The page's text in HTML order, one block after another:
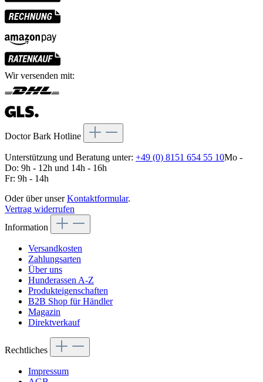
Wir versenden mit:
Doctor Bark Hotline
Unterstützung und Beratung unter: +49 (0) 8151 654 55 10Mo -
Do: 9h - 12h und 14h - 16h
Fr: 9h - 14h
Oder über unserKontaktformular.
Vertrag widerrufen
Information
Versandkosten
Zahlungsarten
Über uns
Hunderassen A-Z
Produkteigenschaften
B2B Shop für Händler
Magazin
Direktverkauf
Rechtliches
Impressum